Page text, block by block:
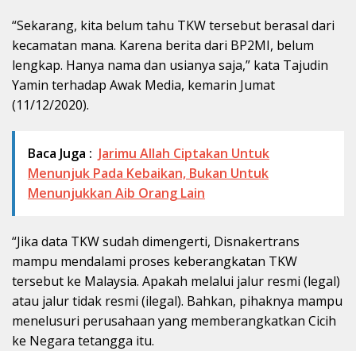
“Sekarang, kita belum tahu TKW tersebut berasal dari
kecamatan mana. Karena berita dari BP2MI, belum
lengkap. Hanya nama dan usianya saja,” kata Tajudin
Yamin terhadap Awak Media, kemarin Jumat
(11/12/2020).
Baca Juga : Jarimu Allah Ciptakan Untuk
Menunjuk Pada Kebaikan, Bukan Untuk
Menunjukkan Aib Orang Lain
“Jika data TKW sudah dimengerti, Disnakertrans
mampu mendalami proses keberangkatan TKW
tersebut ke Malaysia. Apakah melalui jalur resmi (legal)
atau jalur tidak resmi (ilegal). Bahkan, pihaknya mampu
menelusuri perusahaan yang memberangkatkan Cicih
ke Negara tetangga itu.